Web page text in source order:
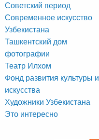
Советский период
Современное искусство
Узбекистана
Ташкентский дом
фотографии
Театр Илхом
Фонд развития культуры и
искусства
Художники Узбекистана
Это интересно